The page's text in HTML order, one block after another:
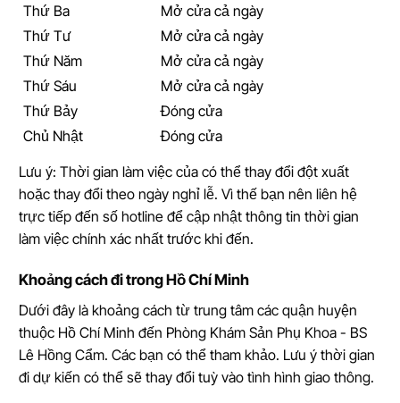
Thứ Ba
Mở cửa cả ngày
Thứ Tư
Mở cửa cả ngày
Thứ Năm
Mở cửa cả ngày
Thứ Sáu
Mở cửa cả ngày
Thứ Bảy
Đóng cửa
Chủ Nhật
Đóng cửa
Lưu ý: Thời gian làm việc của có thể thay đổi đột xuất
hoặc thay đổi theo ngày nghỉ lễ. Vì thế bạn nên liên hệ
trực tiếp đến số hotline để cập nhật thông tin thời gian
làm việc chính xác nhất trước khi đến.
Khoảng cách đi trong Hồ Chí Minh
Dưới đây là khoảng cách từ trung tâm các quận huyện
thuộc Hồ Chí Minh đến Phòng Khám Sản Phụ Khoa - BS
Lê Hồng Cẩm. Các bạn có thể tham khảo. Lưu ý thời gian
đi dự kiến có thể sẽ thay đổi tuỳ vào tình hình giao thông.